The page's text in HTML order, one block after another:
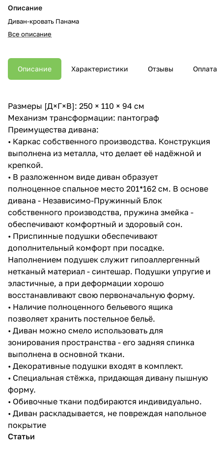
Описание
Диван-кровать Панама
Все описание
Описание Характеристики Отзывы Оплата
Размеры [Д×Г×В]: 250 × 110 × 94 см
Механизм трансформации: пантограф
Преимущества дивана:
• Каркас собственного производства. Конструкция
выполнена из металла, что делает её надёжной и
крепкой.
• В разложенном виде диван образует
полноценное спальное место 201*162 см. В основе
дивана - Независимо-Пружинный Блок
собственного производства, пружина змейка -
обеспечивают комфортный и здоровый сон.
• Приспинные подушки обеспечивают
дополнительный комфорт при посадке.
Наполнением подушек служит гипоаллергенный
нетканый материал - синтешар. Подушки упругие и
эластичные, а при деформации хорошо
восстанавливают свою первоначальную форму.
• Наличие полноценного бельевого ящика
позволяет хранить постельное бельё.
• Диван можно смело использовать для
зонирования пространства - его задняя спинка
выполнена в основной ткани.
• Декоративные подушки входят в комплект.
• Специальная стёжка, придающая дивану пышную
форму.
• Обивочные ткани подбираются индивидуально.
• Диван раскладывается, не повреждая напольное
покрытие
Статьи